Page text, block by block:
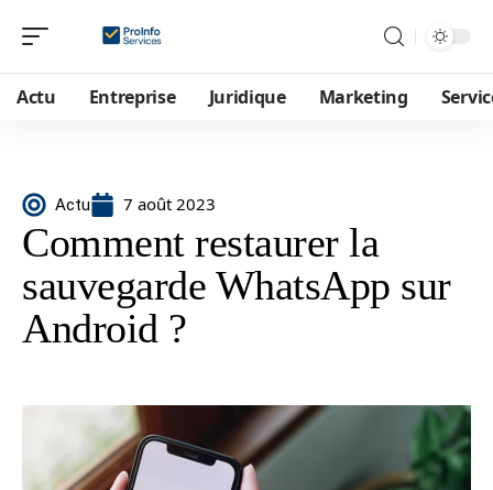
Actu Entreprise Juridique Marketing
Actu 7 août 2023
Comment restaurer la
sauvegarde WhatsApp sur
Android ?